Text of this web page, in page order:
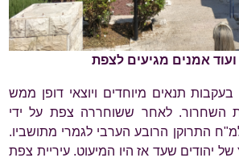
אמנים מגיעים לצפת
תנאים מיוחדים ויוצאי דופן ממש
השחרור. לאחר ששוחררה צפת על ידי
התרוקן הרובע הערבי לגמרי מתושביו.
יהודים שעד אז היו המיעוט. עיריית צפת